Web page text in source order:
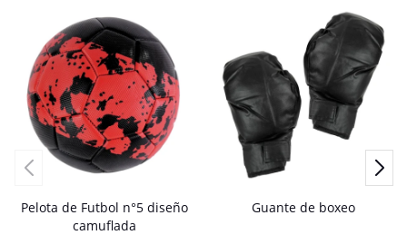
Pelota de Futbol n°5 diseño
camuflada
Guante de boxeo